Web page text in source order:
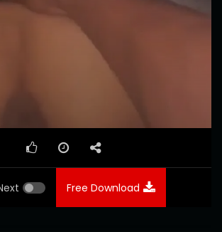
Free Download